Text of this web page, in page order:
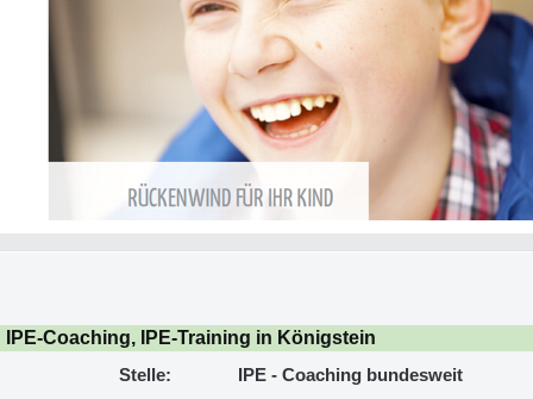
IPE-Coaching, IPE-Training in Königstein
Stelle: IPE - Coaching bundesweit